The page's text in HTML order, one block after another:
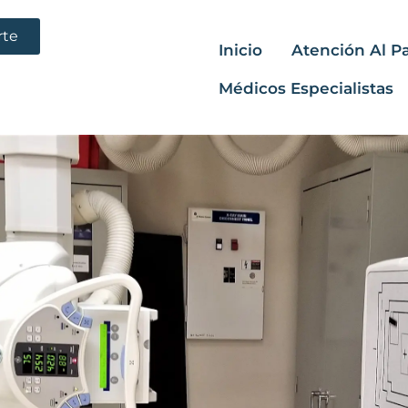
Inicio Atención Al
Médicos Especialistas